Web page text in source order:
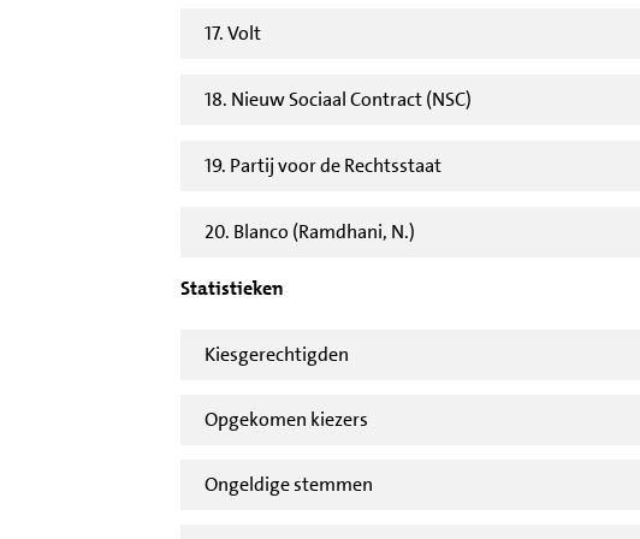
17. Volt
18. Nieuw Sociaal Contract (NSC)
19. Partij voor de Rechtsstaat
20. Blanco (Ramdhani, N.)
Statistieken
Kiesgerechtigden
Opgekomen kiezers
Ongeldige stemmen